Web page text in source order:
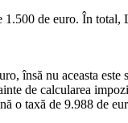
de euro. În
însă nu aceasta este
de calcularea
o taxă de 9.988 de